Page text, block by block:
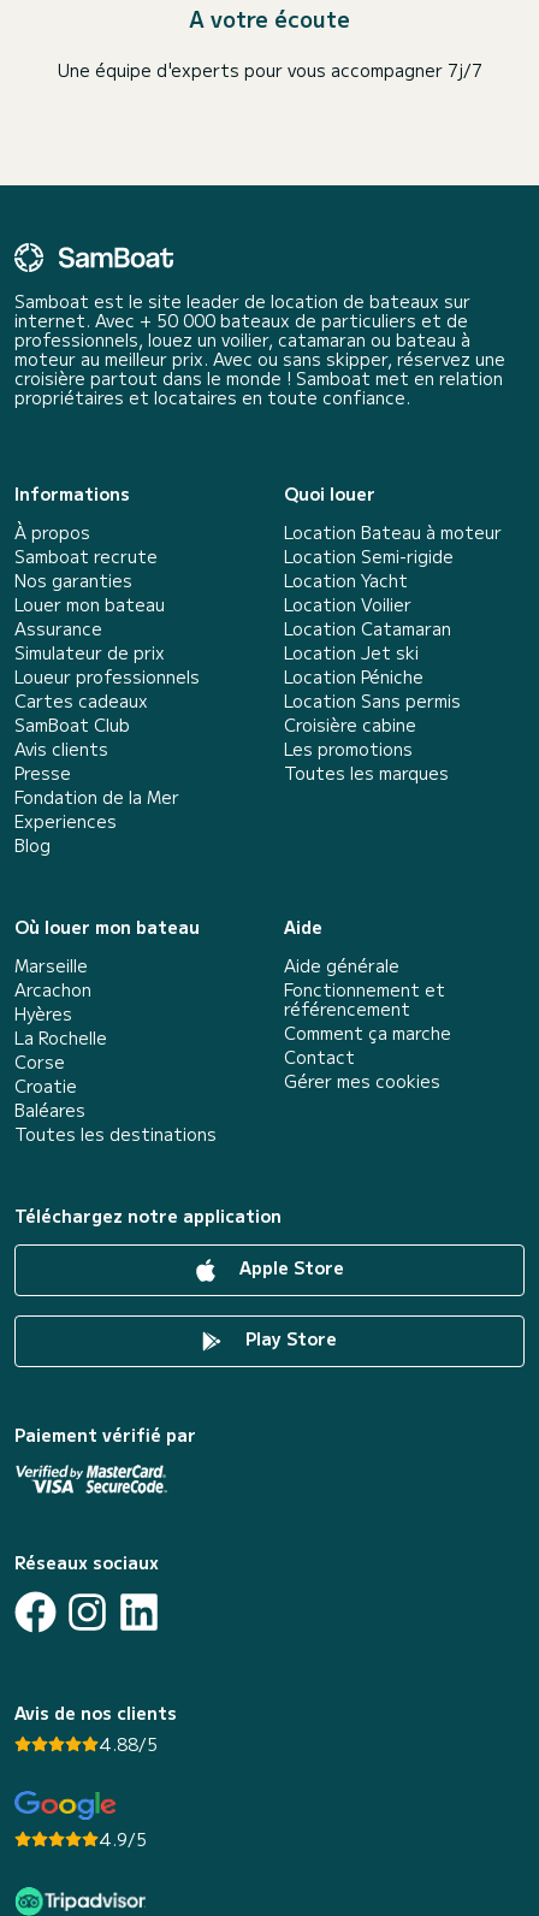
A votre écoute
Une équipe d'experts pour vous accompagner 7j/7
Samboat est le site leader de location de bateaux sur
internet. Avec + 50 000 bateaux de particuliers et de
professionnels, louez un voilier, catamaran ou bateau à
moteur au meilleur prix. Avec ou sans skipper, réservez une
croisière partout dans le monde ! Samboat met en relation
propriétaires et locataires en toute confiance.
Informations
À propos
Samboat recrute
Nos garanties
Louer mon bateau
Assurance
Simulateur de prix
Loueur professionnels
Cartes cadeaux
SamBoat Club
Avis clients
Presse
Fondation de la Mer
Experiences
Blog
Quoi louer
Location Bateau à moteur
Location Semi-rigide
Location Yacht
Location Voilier
Location Catamaran
Location Jet ski
Location Péniche
Location Sans permis
Croisière cabine
Les promotions
Toutes les marques
Où louer mon bateau
Marseille
Arcachon
Hyères
La Rochelle
Corse
Croatie
Baléares
Toutes les destinations
Aide
Aide générale
Fonctionnement et
référencement
Comment ça marche
Contact
Gérer mes cookies
Téléchargez notre application
Apple Store
Play Store
Paiement vérifié par
Réseaux sociaux
Avis de nos clients
4.88/5
4.9/5